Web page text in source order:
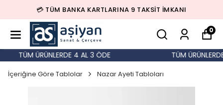
💳 TÜM BANKA KARTLARINA 9 TAKSİT İMKANI
0
TÜM ÜRÜNLERDE 4 AL 3 ÖDE TÜM
İçeriğine Göre Tablolar Nazar Ayeti Tabloları